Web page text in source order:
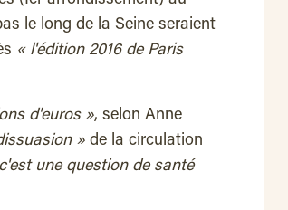
le long de la Seine seraient
« l'édition 2016 de Paris
d'euros », selon Anne
» de la circulation
une question de santé